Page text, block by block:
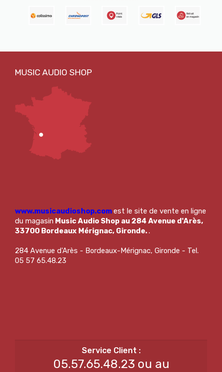
www.musicaudioshop.comest le site de vente en ligne
du magasin Music Audio Shop au 284 Avenue d'Arès,
33700 Bordeaux Mérignac, Gironde..
284 Avenue d'Arès - Bordeaux-Mérignac, Gironde - Tel.
05 57 65.48.23
05.57.65.48.23 ou au